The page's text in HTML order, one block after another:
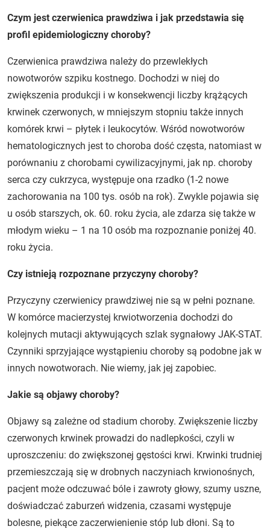
Czym jest czerwienica prawdziwa i jak przedstawia się
profil epidemiologiczny choroby?
Czerwienica prawdziwa należy do przewlekłych
nowotworów szpiku kostnego. Dochodzi w niej do
zwiększenia produkcji i w konsekwencji liczby krążących
krwinek czerwonych, w mniejszym stopniu także innych
komórek krwi – płytek i leukocytów. Wśród nowotworów
hematologicznych jest to choroba dość częsta, natomiast w
porównaniu z chorobami cywilizacyjnymi, jak np. choroby
serca czy cukrzyca, występuje ona rzadko (1-2 nowe
zachorowania na 100 tys. osób na rok). Zwykle pojawia się
u osób starszych, ok. 60. roku życia, ale zdarza się także w
młodym wieku – 1 na 10 osób ma rozpoznanie poniżej 40.
roku życia.
Czy istnieją rozpoznane przyczyny choroby?
Przyczyny czerwienicy prawdziwej nie są w pełni poznane.
W komórce macierzystej krwiotworzenia dochodzi do
kolejnych mutacji aktywujących szlak sygnałowy JAK-STAT.
Czynniki sprzyjające wystąpieniu choroby są podobne jak w
innych nowotworach. Nie wiemy, jak jej zapobiec.
Jakie są objawy choroby?
Objawy są zależne od stadium choroby. Zwiększenie liczby
czerwonych krwinek prowadzi do nadlepkości, czyli w
uproszczeniu: do zwiększonej gęstości krwi. Krwinki trudniej
przemieszczają się w drobnych naczyniach krwionośnych,
pacjent może odczuwać bóle i zawroty głowy, szumy uszne,
doświadczać zaburzeń widzenia, czasami występuje
bolesne, piekące zaczerwienienie stóp lub dłoni. Są to